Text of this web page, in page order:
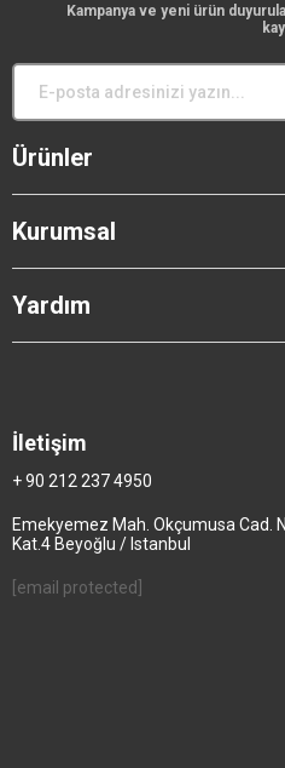
Kampanya ve yeni ürün
Ürünler
Kurumsal
Yardım
İletişim
+ 90 212 237 4950
Emekyemez Mah. Okçumusa Cad.
Kat.4 Beyoğlu / Istanbul
[email protected]